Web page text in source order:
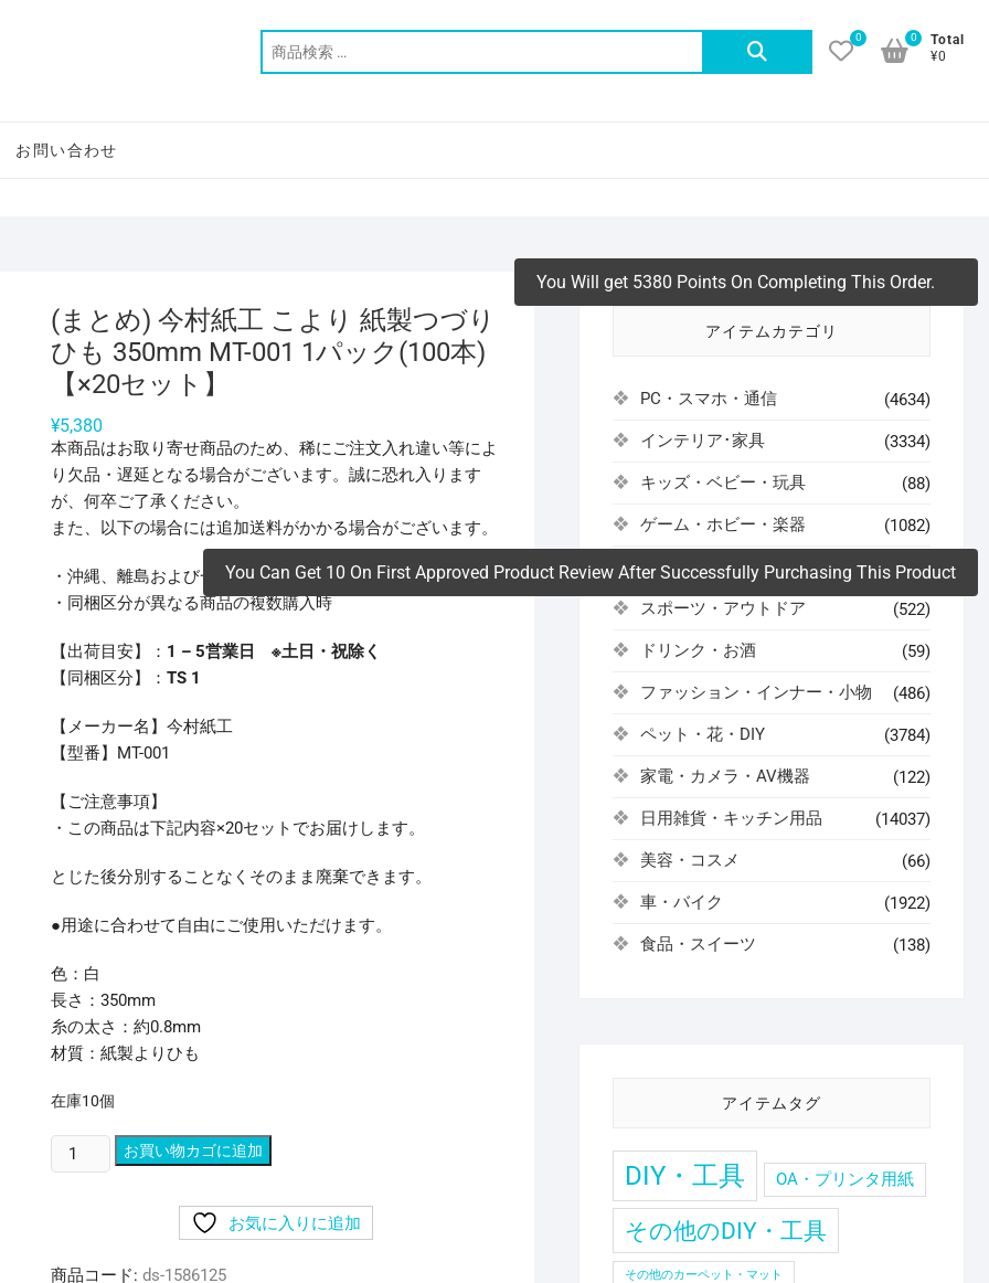
0
Total
¥0
0
お問い合わせ
(まとめ) 今村紙工 こより 紙製つづり
ひも 350mm MT-001 1パック(100本)
【×20セット】
¥5,380
本商品はお取り寄せ商品のため、稀にご注文入れ違い等によ
り欠品・遅延となる場合がございます。誠に恐れ入ります
が、何卒ご了承ください。
また、以下の場合には追加送料がかかる場合がございます。
・沖縄、離島および一部地域への配送時
・同梱区分が異なる商品の複数購入時
【出荷目安】： 1 – 5営業日 ※土日・祝除く
【同梱区分】： TS 1
【メーカー名】今村紙工
【型番】MT-001
【ご注意事項】
・この商品は下記内容×20セットでお届けします。
とじた後分別することなくそのまま廃棄できます。
●用途に合わせて自由にご使用いただけます。
色：白
長さ：350mm
糸の太さ：約0.8mm
材質：紙製よりひも
在庫10個
You Will get 5380 Points On Completing This Order.
You Can Get 10 On First Approved Product Review After Successfully Purchasing This Product
(ま
と
お買い物カゴに追加
お気に入りに追加
商品コード: ds-1586125
アイテムカテゴリ
PC・スマホ・通信 (4634)
インテリア･家具 (3334)
キッズ・ベビー・玩具 (88)
ゲーム・ホビー・楽器 (1082)
コスメ・健康・医薬品 (504)
スポーツ・アウトドア (522)
ドリンク・お酒 (59)
ファッション・インナー・小物 (486)
ペット・花・DIY (3784)
家電・カメラ・AV機器 (122)
日用雑貨・キッチン用品 (14037)
美容・コスメ (66)
車・バイク (1922)
食品・スイーツ (138)
アイテムタグ
DIY・工具 OA・プリンタ用紙
その他のDIY・工具
その他のカーペット・マット